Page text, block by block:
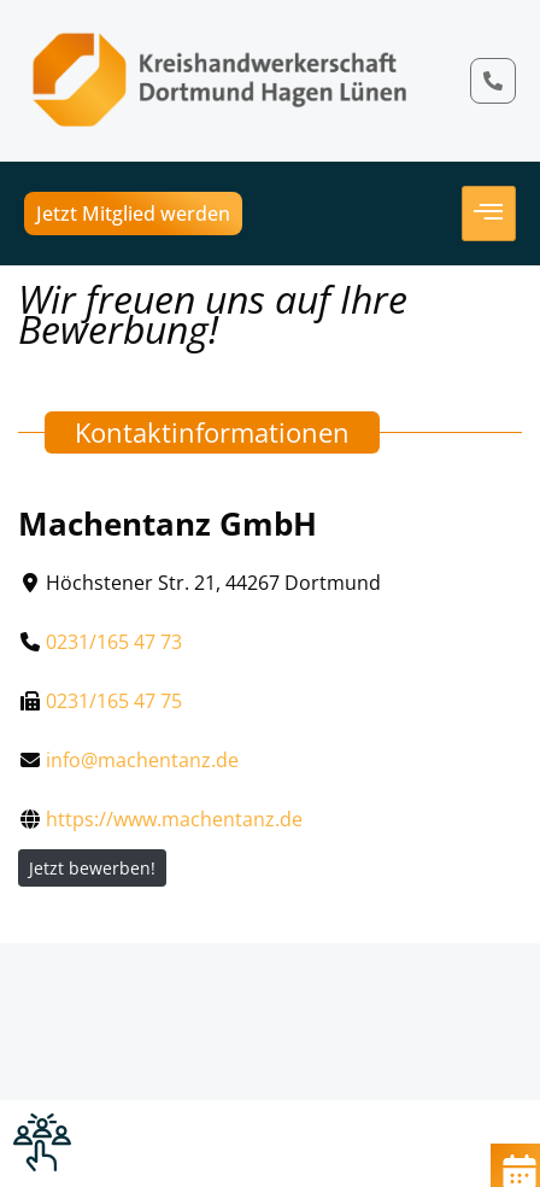
Jetzt Mitglied werden
Wir freuen uns auf Ihre
Bewerbung!
Kontaktinformationen
Machentanz GmbH
Höchstener Str. 21, 44267 Dortmund
0231/165 47 73
0231/165 47 75
info@machentanz.de
https://www.machentanz.de
Jetzt bewerben!